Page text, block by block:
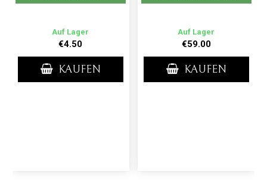
Auf Lager
€4.50
KAUFEN
Auf Lager
€59.00
KAUFEN